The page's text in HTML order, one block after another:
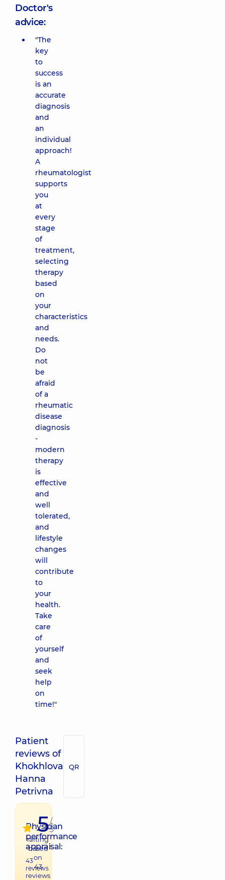
Doctor's
advice:
"The
key
to
success
is an
accurate
diagnosis
and
an
individual
approach!
A
rheumatologist
supports
you
at
every
stage
of
treatment,
selecting
therapy
based
on
your
characteristics
and
needs.
Do
not
be
afraid
of a
rheumatic
disease
diagnosis
-
modern
therapy
is
effective
and
well
tolerated,
and
lifestyle
changes
will
contribute
to
your
health.
Take
care
of
yourself
and
seek
help
on
time!"
Patient
reviews of
Khokhlova
Hanna
Petrivna
QR
Physician
performance
appraisal:
43
reviews
5/
5
raiting
based
on
43
reviews